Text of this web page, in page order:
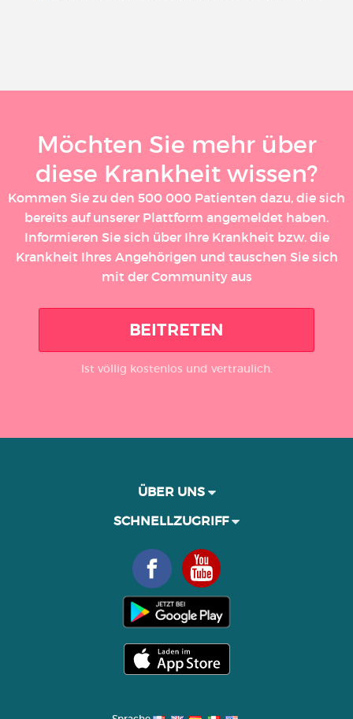
Möchten Sie mehr über
diese Krankheit wissen?
Kommen Sie zu den 500 000 Patienten dazu, die sich
bereits auf unserer Plattform angemeldet haben.
Informieren Sie sich über Ihre Krankheit bzw. die
Krankheit Ihres Angehörigen und tauschen Sie sich
mit der Community aus
BEITRETEN
Ist völlig kostenlos und vertraulich.
ÜBER UNS
SCHNELLZUGRIFF